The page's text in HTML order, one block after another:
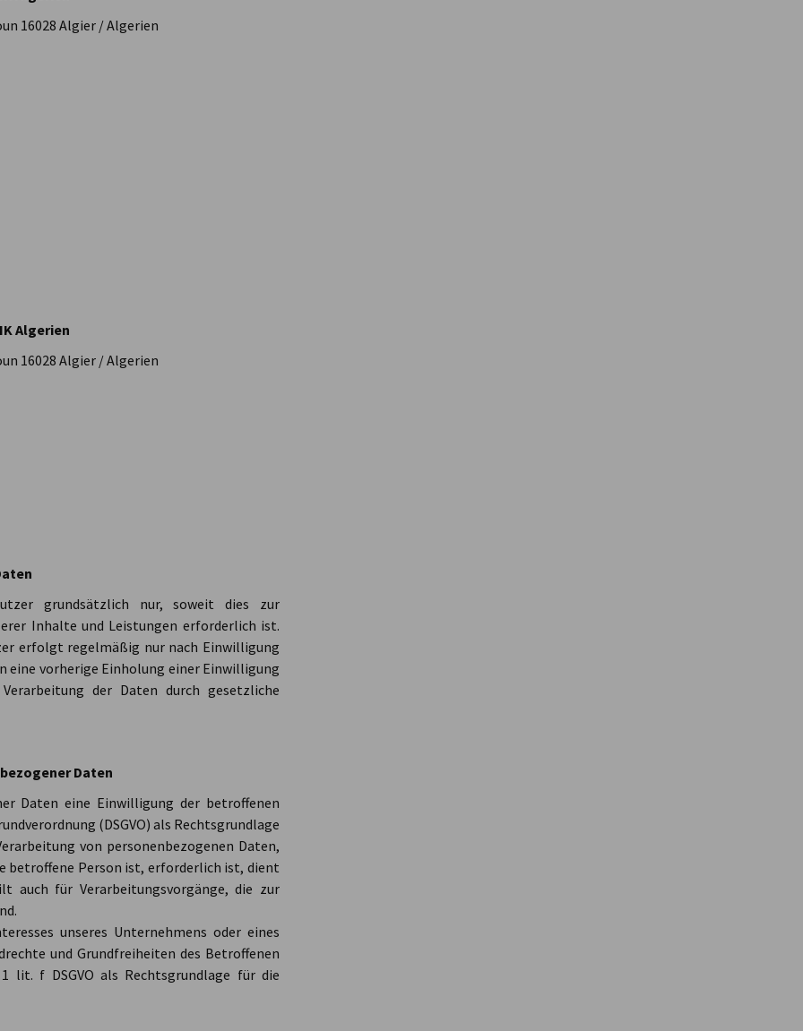
16028 Algier / Algerien
Algerien
16028 Algier / Algerien
grundsätzlich nur, soweit dies zur
Inhalte und Leistungen erforderlich ist.
erfolgt regelmäßig nur nach Einwilligung
eine vorherige Einholung einer Einwilligung
der Daten durch gesetzliche
Daten
Daten eine Einwilligung der betroffenen
(DSGVO) als Rechtsgrundlage
von personenbezogenen Daten,
betroffene Person ist, erforderlich ist, dient
auch für Verarbeitungsvorgänge, die zur
unseres Unternehmens oder eines
und Grundfreiheiten des Betroffenen
lit. f DSGVO als Rechtsgrundlage für die